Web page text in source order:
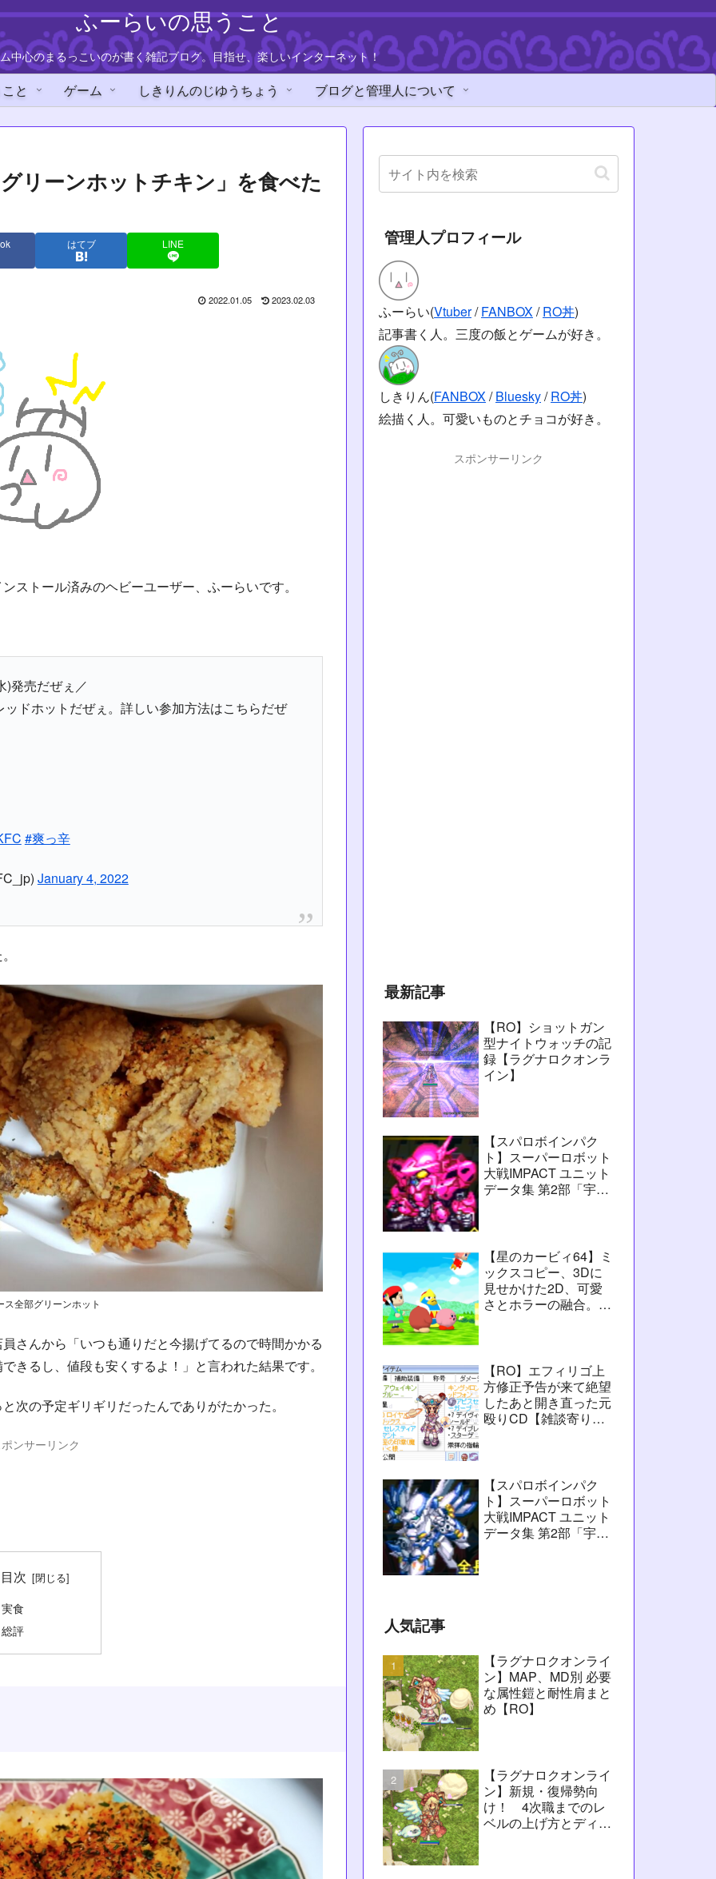
ふーらいの思うこと
中心のまるっこいのが書く雑記ブログ。目指せ、楽しいインターネット！
と ゲーム しきりんのじゆうちょう ブログと管理人について
リーンホットチキン」を食べた
はてブ LINE
2022.01.05 2023.02.03
ストール済みのヘビーユーザー、ふーらいです。
)発売だぜぇ／
ッドホットだぜぇ。詳しい参加方法はこちらだぜ
#爽っ辛
January 4, 2022
全部グリーンホット
さんから「いつも通りだと今揚げてるので時間かかる
きるし、値段も安くするよ！」と言われた結果です。
次の予定ギリギリだったんでありがたかった。
ンサーリンク
目次
実食
総評
管理人プロフィール
ふーらい(Vtuber/FANBOX/RO丼)
記事書く人。三度の飯とゲームが好き。
しきりん(FANBOX/Bluesky/RO丼)
絵描く人。可愛いものとチョコが好き。
スポンサーリンク
最新記事
【RO】ショットガン
型ナイトウォッチの記
録【ラグナロクオンラ
イン】
【スパロボインパク
ト】スーパーロボット
大戦IMPACT ユニット
データ集 第2部「宇宙
【星のカービィ64】ミ
ックスコピー、3Dに
見せかけた2D、可愛
さとホラーの融合。数
【RO】エフィリゴ上
方修正予告が来て絶望
したあと開き直った元
殴りCD【雑談寄りの
【スパロボインパク
ト】スーパーロボット
大戦IMPACT ユニット
データ集 第2部「宇宙
人気記事
【ラグナロクオンライ
ン】MAP、MD別 必要
な属性鎧と耐性肩まと
め【RO】
【ラグナロクオンライ
ン】新規・復帰勢向
け！ 4次職までのレ
ベルの上げ方とディレ